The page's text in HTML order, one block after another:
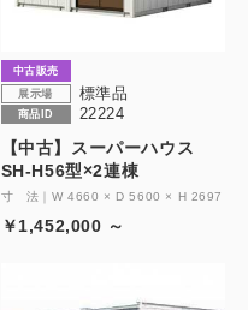
ナガワひまわり財団
中古販売
展示場
標準品
商品ID 22224
【中古】スーパーハウス
SH-H56型×2連棟
寸 法｜W 4660 × D 5600 × H 2697
￥1,452,000 ～